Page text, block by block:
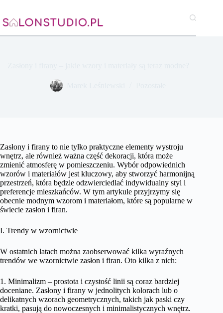
treści
Zasłony i firany to nie tylko praktyczne elementy wystroju
wnętrz, ale również ważna część dekoracji, która może
zmienić atmosferę w pomieszczeniu. Wybór odpowiednich
wzorów i materiałów jest kluczowy, aby stworzyć harmonijną
przestrzeń, która będzie odzwierciedlać indywidualny styl i
preferencje mieszkańców. W tym artykule przyjrzymy się
obecnie modnym wzorom i materiałom, które są popularne w
świecie zasłon i firan.
I. Trendy w wzornictwie
W ostatnich latach można zaobserwować kilka wyraźnych
trendów we wzornictwie zasłon i firan. Oto kilka z nich:
1. Minimalizm – prostota i czystość linii są coraz bardziej
doceniane. Zasłony i firany w jednolitych kolorach lub o
delikatnych wzorach geometrycznych, takich jak paski czy
kratki, pasują do nowoczesnych i minimalistycznych wnętrz.